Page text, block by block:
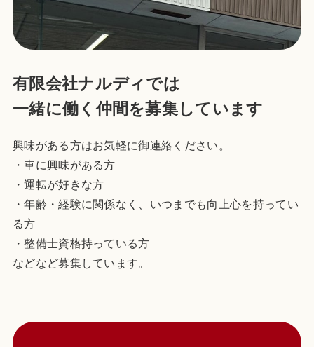
有限会社ナルディでは
一緒に働く仲間を募集しています
興味がある方はお気軽に御連絡ください。
・車に興味がある方
・運転が好きな方
・年齢・経験に関係なく、いつまでも向上心を持ってい
る方
・整備士資格持っている方
などなど募集しています。